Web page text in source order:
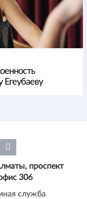
проспект
306
служба